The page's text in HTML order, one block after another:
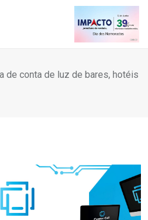
de conta de luz de bares, hotéis